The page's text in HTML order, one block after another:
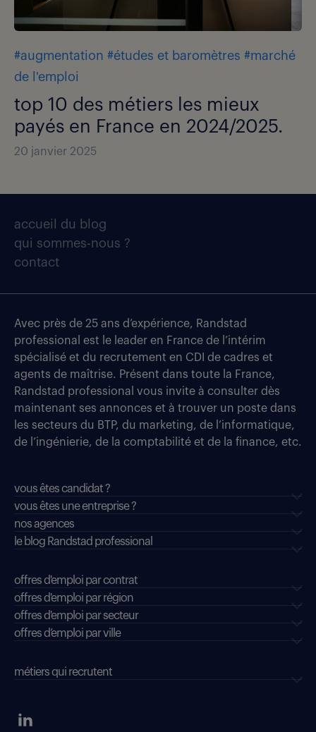
#augmentation #études et baromètres #marché
de l'emploi
top 10 des métiers les mieux
payés en France en 2024/2025.
20 janvier 2025
accueil du blog
qui sommes-nous ?
contact
Avec près de 25 ans d’expérience, Randstad
professional est le leader en France de l’intérim
spécialisé et du recrutement en CDI de cadres et
agents de maîtrise. Présent dans toute la France,
Randstad professional vous invite à consulter dès
maintenant ses annonces et à trouver un poste dans
les secteurs du BTP, du marketing, de l’informatique,
de l’ingénierie, de la comptabilité et de la finance, etc.
vous êtes candidat ?
vous êtes une entreprise ?
nos agences
le blog Randstad professional
offres d'emploi par contrat
offres d'emploi par région
offres d'emploi par secteur
offres d’emploi par ville
métiers qui recrutent